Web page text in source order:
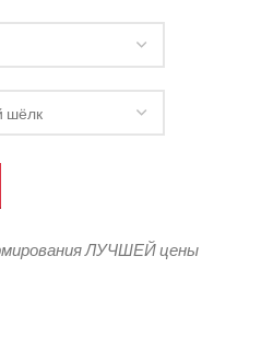
ЛУЧШЕЙ цены